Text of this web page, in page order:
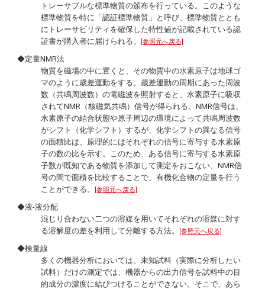
トレーサブルな標準物質の頒布を行っている。このような
標準物質を特に「認証標準物質」と呼び、標準物質ととも
にトレーサビリティを確保した特性値が記載されている認
証書が購入者に届けられる。
[参照元へ戻る]
◆定量NMR法
物質を磁場の中に置くと、その物質中の水素原子は地球ゴ
マのように歳差運動をする。歳差運動の周期にあった周波
数（共鳴周波数）の電磁波を照射すると、水素原子に吸収
されてNMR（核磁気共鳴）信号が得られる。NMR信号は、
水素原子の結合状態や原子周辺の環境によって共鳴周波数
がシフト（化学シフト）するが、化学シフトの異なる信号
の面積比は、原理的にはそれぞれの信号に寄与する水素原
子の数の比を示す。このため、ある信号に寄与する水素原
子数が既知である物質を添加して測定をおこない、NMR信
号の間で面積を比較することで、有機化合物の定量を行う
ことができる。
[参照元へ戻る]
◆液-液分配
混じり合わない二つの溶媒を用いてそれぞれの溶媒に対す
る溶解度の差を利用して分離する方法。
[参照元へ戻る]
◆検量線
多くの機器分析においては、未知試料（実際に分析したい
試料）だけの測定では、機器からの出力信号を試料中の目
的成分の濃度に結びつけることができない。そこで、あら